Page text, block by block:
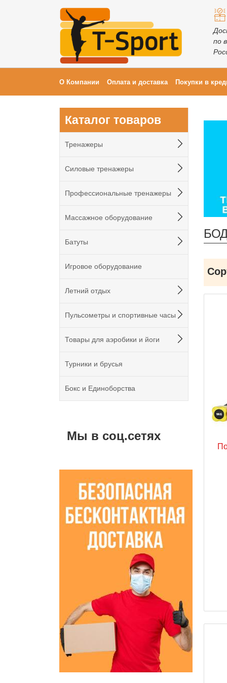
по
О Компании Оплата и доставка Покупки в
Каталог товаров
Тренажеры
Силовые тренажеры
Профессиональные тренажеры
Массажное оборудование
Батуты
Игровое оборудование
Летний отдых
Пульсометры и спортивные часы
Товары для аэробики и йоги
Турники и брусья
Бокс и Единоборства
Мы в соц.сетях